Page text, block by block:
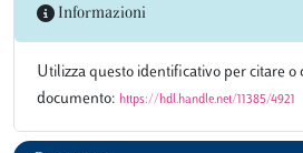
Informazioni
Utilizza questo identificativo per citare o
documento: https://hdl.handle.net/11385/4921